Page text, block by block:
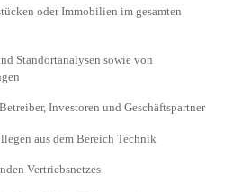
oder Immobilien im gesamten
Standortanalysen sowie von
Investoren und Geschäftspartner
aus dem Bereich Technik
Vertriebsnetzes